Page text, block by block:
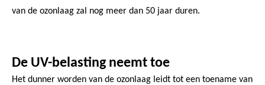
van de ozonlaag zal nog meer dan 50 jaar duren.
De UV-belasting neemt toe
Het dunner worden van de ozonlaag leidt tot een toename van